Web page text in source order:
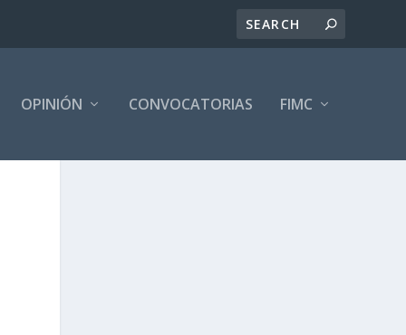
OPINIÓN CONVOCATORIAS FIMC